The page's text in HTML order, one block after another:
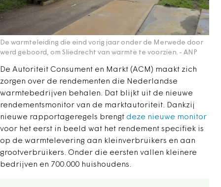
De warmteleiding die eind vorig jaar onder de Merwede door
werd geboord, om Sliedrecht van warmte te voorzien. - ANP
De Autoriteit Consument en Markt (ACM) maakt zich
zorgen over de rendementen die Nederlandse
warmtebedrijven behalen. Dat blijkt uit de nieuwe
rendementsmonitor van de marktautoriteit. Dankzij
nieuwe rapportageregels brengt deze nieuwe monitor
voor het eerst in beeld wat het rendement specifiek is
op de warmtelevering aan kleinverbruikers en aan
grootverbruikers. Onder die eersten vallen kleinere
bedrijven en 700.000 huishoudens.